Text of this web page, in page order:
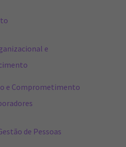
e
e Comprometimento
de Pessoas